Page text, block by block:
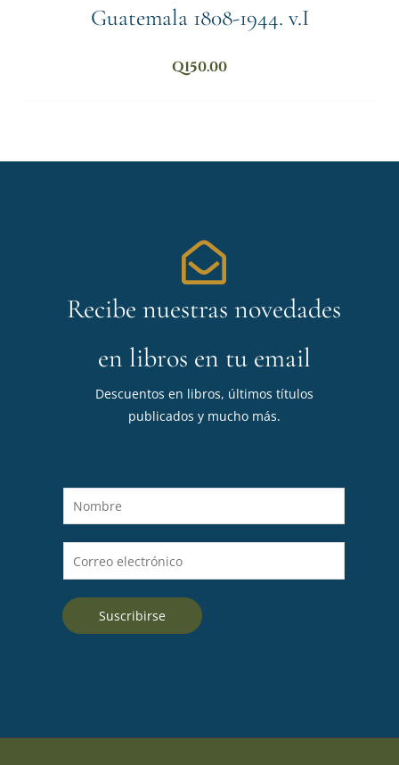
Guatemala 1808-1944. v.I
Q150.00
Recibe nuestras novedades
en libros en tu email
Descuentos en libros, últimos títulos
publicados y mucho más.
o
m
e
*
o
r
Suscribirse